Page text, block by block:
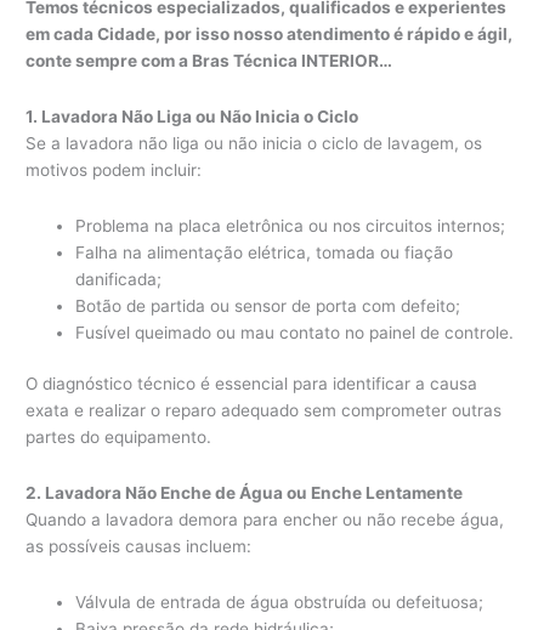
Temos técnicos especializados, qualificados e experientes
em cada Cidade, por isso nosso atendimento é rápido e ágil,
conte sempre com a Bras Técnica INTERIOR…
1. Lavadora Não Liga ou Não Inicia o Ciclo
Se a lavadora não liga ou não inicia o ciclo de lavagem, os
motivos podem incluir:
Problema na placa eletrônica ou nos circuitos internos;
Falha na alimentação elétrica, tomada ou fiação
danificada;
Botão de partida ou sensor de porta com defeito;
Fusível queimado ou mau contato no painel de controle.
O diagnóstico técnico é essencial para identificar a causa
exata e realizar o reparo adequado sem comprometer outras
partes do equipamento.
2. Lavadora Não Enche de Água ou Enche Lentamente
Quando a lavadora demora para encher ou não recebe água,
as possíveis causas incluem:
Válvula de entrada de água obstruída ou defeituosa;